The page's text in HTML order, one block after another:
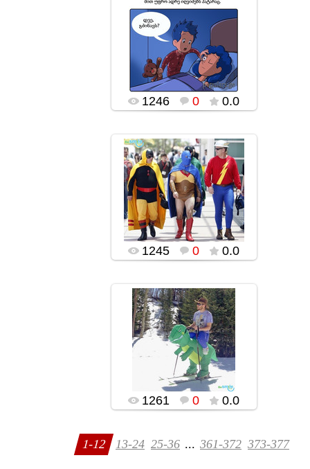
18.11.2016
popularsge
1246 0 0.0
11.11.2016
popularsge
1245 0 0.0
11.11.2016
popularsge
1261 0 0.0
1-12 13-24 25-36 ... 361-372 373-377